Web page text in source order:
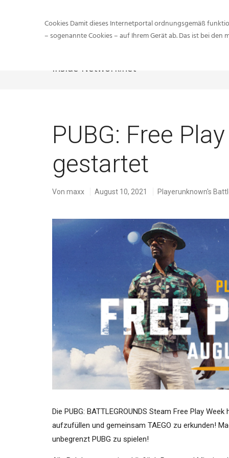
Inside-Network.net
PUBG: Free
gestartet
Von maxx August 10, 2021 Playerunknown's
Die PUBG: BATTLEGROUNDS Steam Free Play
aufzufüllen und gemeinsam TAEGO zu erkunden!
unbegrenzt PUBG zu spielen!
Cookies Damit dieses Internetportal ordnungsgemäß
– sogenannte Cookies – auf Ihrem Gerät ab. Das ist bei den